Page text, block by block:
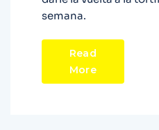
semana.
Read
More